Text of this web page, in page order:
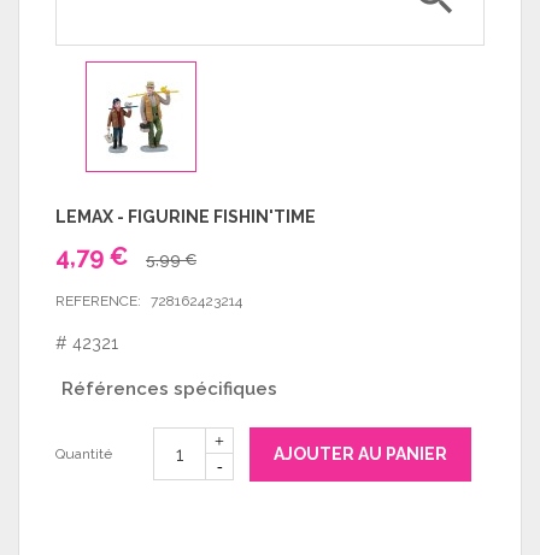
LEMAX - FIGURINE FISHIN'TIME
4,79 € 5,99 €
REFERENCE: 728162423214
# 42321
Références spécifiques
Quantité AJOUTER AU PANIER